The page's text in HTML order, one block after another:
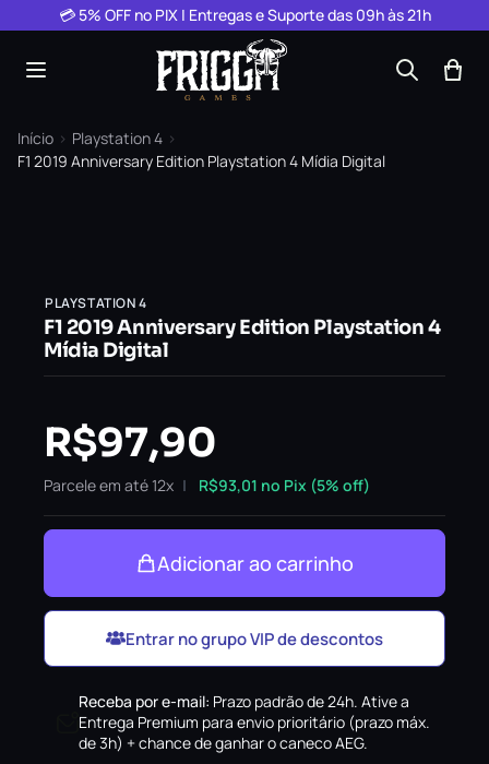
Pular para o conteúdo
💳 5% OFF no PIX | Entregas e Suporte das 09h às 21h
Início › Playstation 4 ›
F1 2019 Anniversary Edition Playstation 4 Mídia Digital
PLAYSTATION 4
F1 2019 Anniversary Edition Playstation 4
Mídia Digital
R$97,90
Parcele em até 12x R$93,01 no Pix (5% off)
Adicionar ao carrinho
Entrar no grupo VIP de descontos
Receba por e-mail: Prazo padrão de 24h. Ative a
Entrega Premium para envio prioritário (prazo máx.
de 3h) + chance de ganhar o caneco AEG.